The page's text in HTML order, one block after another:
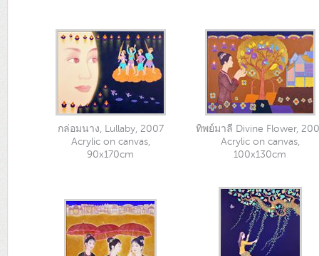
กล่อมนาง, Lullaby, 2007
Acrylic on canvas,
90x170cm
ทิพย์มาลี Divine Flower,
Acrylic on canvas,
100x130cm